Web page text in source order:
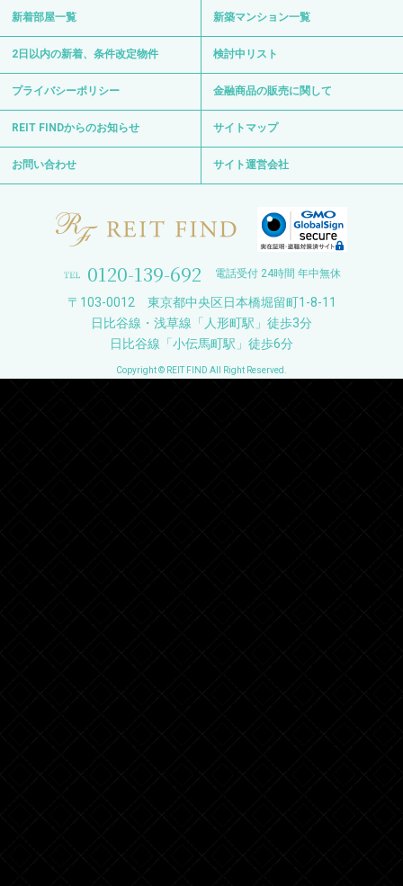
新着部屋一覧 新築マンション一覧
2日以内の新着、条件改定物件 検討中リスト
プライバシーポリシー 金融商品の販売に関して
REIT FINDからのお知らせ サイトマップ
お問い合わせ サイト運営会社
0120-139-692 電話受付 24時間 年中無休
〒103-0012 東京都中央区日本橋堀留町1-8-11
日比谷線・浅草線「人形町駅」徒歩3分
日比谷線「小伝馬町駅」徒歩6分
Copyright © REIT FIND All Right Reserved.